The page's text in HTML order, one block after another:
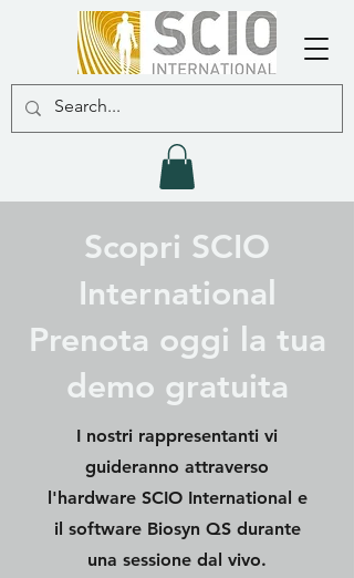
Scopri SCIO
International
Prenota oggi la tua
demo gratuita
I nostri rappresentanti vi
guideranno attraverso
l'hardware SCIO International e
il software Biosyn QS durante
una sessione dal vivo.